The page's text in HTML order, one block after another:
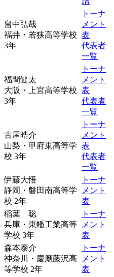
畠中弘哉
福井・若狭高等学校
3年
トーナ
メント
表
代表者
一覧
福間健太
大阪・上宮高等学校
3年
トーナ
メント
表
代表者
一覧
古屋晧介
山梨・甲府東高等学
校 3年
トーナ
メント
表
代表者
一覧
伊藤大悟
静岡・磐田南高等学
校 2年
トーナ
メント
表
稲葉 聡
兵庫・東幡工業高等
学校 3年
トーナ
メント
表
森本泰介
神奈川・慶應藤沢高
等学校 2年
トーナ
メント
表